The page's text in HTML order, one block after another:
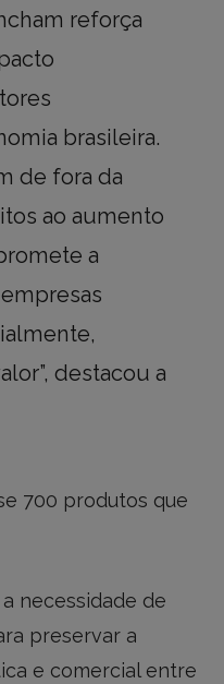
reforça
brasileira.
de fora da
ao aumento
a
destacou a
700 produtos que
necessidade de
preservar a
e comercial entre